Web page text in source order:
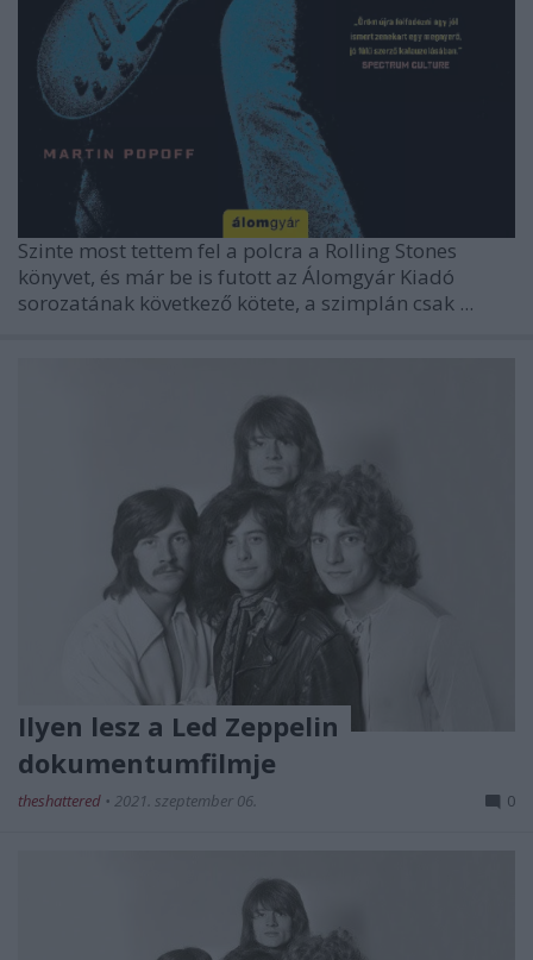
Szinte most tettem fel a polcra a Rolling Stones
könyvet, és már be is futott az Álomgyár Kiadó
sorozatának következő kötete, a szimplán csak ...
Ilyen lesz a Led Zeppelin
dokumentumfilmje
theshattered • 2021. szeptember 06. 0